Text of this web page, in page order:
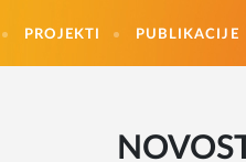
PROJEKTI PUBLIKACIJE